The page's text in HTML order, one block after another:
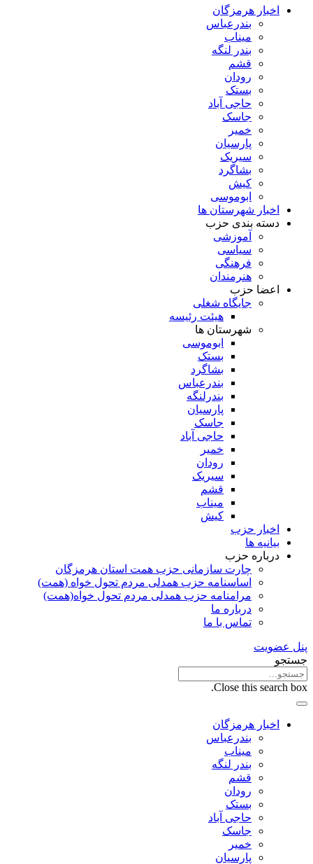
اخبار هرمزگان
بندرعباس
میناب
بندر لنگه
قشم
رودان
بستک
حاجی آباد
جاسک
خمیر
پارسیان
سیریک
بشاگرد
کیش
ابوموسی
اخبار شهرستان ها
دسته بندی حزب
آموزشی
سیاسی
فرهنگی
هنرمندان
اعضا حزب
جایگاه شغلی
هیئت رئیسه
شهرستان ها
ابوموسی
بستک
بشاگرد
بندرعباس
بندرلنگه
پارسیان
جاسک
حاجی آباد
خمیر
رودان
سیریک
قشم
میناب
کیش
اخبار حزب
بیانیه ها
درباره حزب
چارت سازمانی حزب همت استان هرمزگان
اساسنامه حزب همدلی مردم تحول خواه (همت)
مرامنامه حزب همدلی مردم تحول خواه(همت)
درباره ما
تماس با ما
پنل عضویت
جستجو
Close this search box.
اخبار هرمزگان
بندرعباس
میناب
بندر لنگه
قشم
رودان
بستک
حاجی آباد
جاسک
خمیر
پارسیان